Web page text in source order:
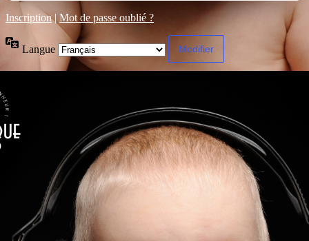
Inscription| Mot de passe oublié ?
Langue